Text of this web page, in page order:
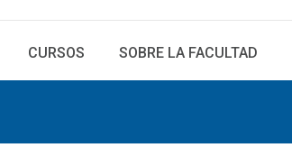
CURSOS SOBRE LA FACULTAD